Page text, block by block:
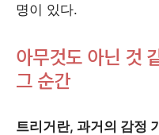
명이 있다.
아무것도 아닌 것
그 순간
트리거란, 과거의 감정